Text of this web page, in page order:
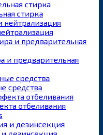
стирка
и предварительная
средства
отбеливания
дезинсекция